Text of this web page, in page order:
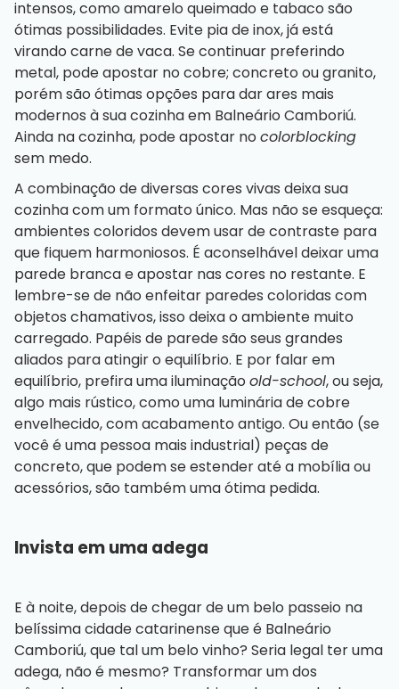
intensos, como amarelo queimado e tabaco são
ótimas possibilidades. Evite pia de inox, já está
virando carne de vaca. Se continuar preferindo
metal, pode apostar no cobre; concreto ou granito,
porém são ótimas opções para dar ares mais
modernos à sua cozinha em Balneário Camboriú.
Ainda na cozinha, pode apostar no colorblocking
sem medo.
A combinação de diversas cores vivas deixa sua
cozinha com um formato único. Mas não se esqueça:
ambientes coloridos devem usar de contraste para
que fiquem harmoniosos. É aconselhável deixar uma
parede branca e apostar nas cores no restante. E
lembre-se de não enfeitar paredes coloridas com
objetos chamativos, isso deixa o ambiente muito
carregado. Papéis de parede são seus grandes
aliados para atingir o equilíbrio. E por falar em
equilíbrio, prefira uma iluminação old-school, ou seja,
algo mais rústico, como uma luminária de cobre
envelhecido, com acabamento antigo. Ou então (se
você é uma pessoa mais industrial) peças de
concreto, que podem se estender até a mobília ou
acessórios, são também uma ótima pedida.
Invista em uma adega
E à noite, depois de chegar de um belo passeio na
belíssima cidade catarinense que é Balneário
Camboriú, que tal um belo vinho? Seria legal ter uma
adega, não é mesmo? Transformar um dos